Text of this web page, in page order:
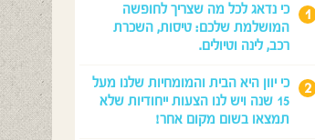
כי נדאג לכל מה שצריך לחופשה
המושלמת שלכם: טיסות, השכרת
רכב, לינה וטיולים.
כי יוון היא הבית והמומחיות שלנו מעל
15 שנה ויש לנו הצעות ייחודיות שלא
תמצאו בשום מקום אחר!